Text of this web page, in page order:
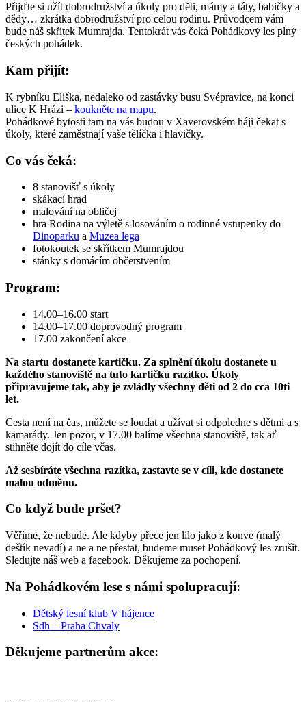
Přijďte si užít dobrodružství a úkoly pro děti, mámy a táty, babičky a
dědy… zkrátka dobrodružství pro celou rodinu. Průvodcem vám
bude náš skřítek Mumrajda. Tentokrát vás čeká Pohádkový les plný
českých pohádek.
Kam přijít:
K rybníku Eliška, nedaleko od zastávky busu Svépravice, na konci
ulice K Hrázi – koukněte na mapu.
Pohádkové bytosti tam na vás budou v Xaverovském háji čekat s
úkoly, které zaměstnají vaše tělíčka i hlavičky.
Co vás čeká:
8 stanovišť s úkoly
skákací hrad
malování na obličej
hra Rodina na výletě s losováním o rodinné vstupenky do
Dinoparku a Muzea lega
fotokoutek se skřítkem Mumrajdou
stánky s domácím občerstvením
Program:
14.00–16.00 start
14.00–17.00 doprovodný program
17.00 zakončení akce
Na startu dostanete kartičku. Za splnění úkolu dostanete u
každého stanoviště na tuto kartičku razítko. Úkoly
připravujeme tak, aby je zvládly všechny děti od 2 do cca 10ti
let.
Cesta není na čas, můžete se loudat a užívat si odpoledne s dětmi a s
kamarády. Jen pozor, v 17.00 balíme všechna stanoviště, tak ať
stihněte dojít do cíle včas.
Až sesbíráte všechna razítka, zastavte se v cíli, kde dostanete
malou odměnu.
Co když bude pršet?
Věříme, že nebude. Ale kdyby přece jen lilo jako z konve (malý
deštík nevadí) a ne a ne přestat, budeme muset Pohádkový les zrušit.
Sledujte náš web a facebook. Děkujeme za pochopení.
Na Pohádkovém lese s námi spolupracují:
Dětský lesní klub V hájence
Sdh – Praha Chvaly
Děkujeme partnerům akce: